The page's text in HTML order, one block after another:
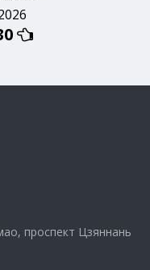

проспект Цзяннань